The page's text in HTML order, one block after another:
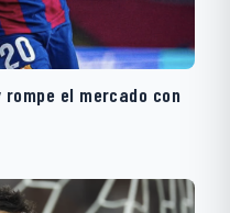
el mercado con